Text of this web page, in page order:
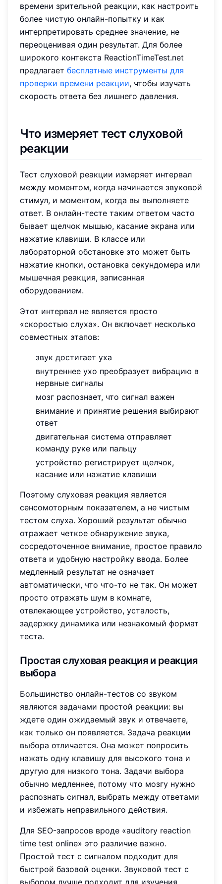
времени зрительной реакции, как настроить
более чистую онлайн-попытку и как
интерпретировать среднее значение, не
переоценивая один результат. Для более
широкого контекста ReactionTimeTest.net
предлагает бесплатные инструменты для
проверки времени реакции, чтобы изучать
скорость ответа без лишнего давления.
Что измеряет тест слуховой
реакции
Тест слуховой реакции измеряет интервал
между моментом, когда начинается звуковой
стимул, и моментом, когда вы выполняете
ответ. В онлайн-тесте таким ответом часто
бывает щелчок мышью, касание экрана или
нажатие клавиши. В классе или
лабораторной обстановке это может быть
нажатие кнопки, остановка секундомера или
мышечная реакция, записанная
оборудованием.
Этот интервал не является просто
«скоростью слуха». Он включает несколько
совместных этапов:
звук достигает уха
внутреннее ухо преобразует вибрацию в
нервные сигналы
мозг распознает, что сигнал важен
внимание и принятие решения выбирают
ответ
двигательная система отправляет
команду руке или пальцу
устройство регистрирует щелчок,
касание или нажатие клавиши
Поэтому слуховая реакция является
сенсомоторным показателем, а не чистым
тестом слуха. Хороший результат обычно
отражает четкое обнаружение звука,
сосредоточенное внимание, простое правило
ответа и удобную настройку ввода. Более
медленный результат не означает
автоматически, что что-то не так. Он может
просто отражать шум в комнате,
отвлекающее устройство, усталость,
задержку динамика или незнакомый формат
теста.
Простая слуховая реакция и реакция
выбора
Большинство онлайн-тестов со звуком
являются задачами простой реакции: вы
ждете один ожидаемый звук и отвечаете,
как только он появляется. Задача реакции
выбора отличается. Она может попросить
нажать одну клавишу для высокого тона и
другую для низкого тона. Задачи выбора
обычно медленнее, потому что мозгу нужно
распознать сигнал, выбрать между ответами
и избежать неправильного действия.
Для SEO-запросов вроде «auditory reaction
time test online» это различие важно.
Простой тест с сигналом подходит для
быстрой базовой оценки. Звуковой тест с
выбором лучше подходит для изучения